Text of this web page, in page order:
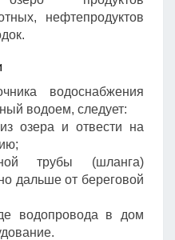
нефтепродуктов
водоснабжения
водоем, следует:
озера и отвести на
трубы (шланга)
дальше от береговой
водопровода в дом